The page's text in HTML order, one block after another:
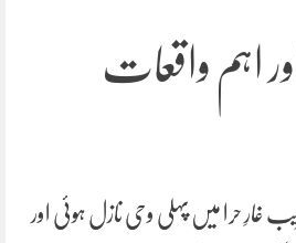
اہم واقعات
غارِ حرا میں پہلی وحی نازل ہوئی اور